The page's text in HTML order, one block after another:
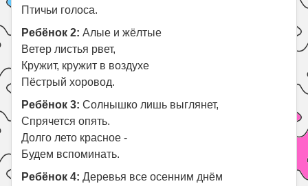
Птичьи голоса.
Ребёнок 2: Алые и жёлтые
Ветер листья рвет,
Кружит, кружит в воздухе
Пёстрый хоровод.
Ребёнок 3: Солнышко лишь выглянет,
Спрячется опять.
Долго лето красное -
Будем вспоминать.
Ребёнок 4: Деревья все осенним днём